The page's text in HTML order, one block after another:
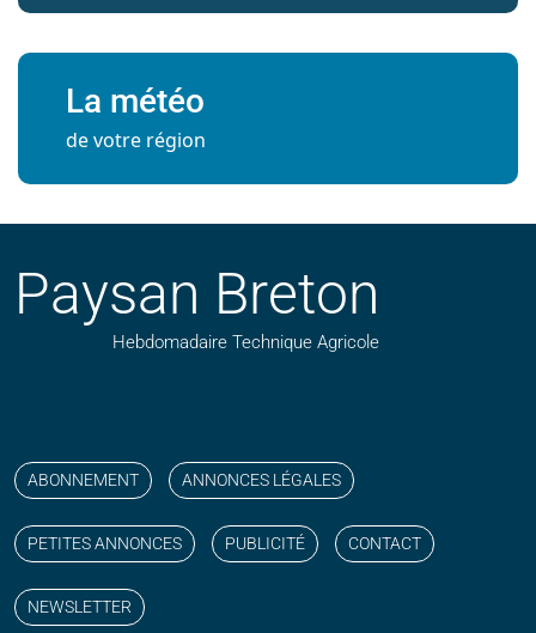
La météo
de votre région
Paysan Breton
Hebdomadaire Technique Agricole
ABONNEMENT ANNONCES LÉGALES
PETITES ANNONCES PUBLICITÉ CONTACT
NEWSLETTER